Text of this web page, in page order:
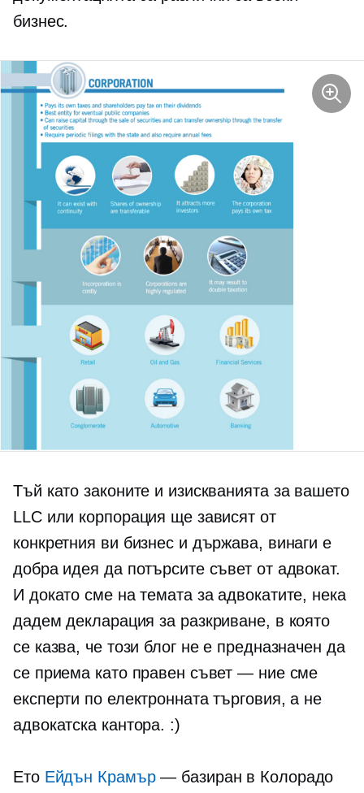
бизнес.
Тъй като законите и изискванията за вашето
LLC или корпорация ще зависят от
конкретния ви бизнес и държава, винаги е
добра идея да потърсите съвет от адвокат.
И докато сме на темата за адвокатите, нека
дадем декларация за разкриване, в която
се казва, че този блог не е предназначен да
се приема като правен съвет — ние сме
експерти по електронната търговия, а не
адвокатска кантора. :)
Ето Ейдън Крамър— базиран в Колорадо